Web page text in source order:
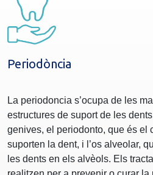
Periodòncia
La periodoncia s’ocupa de les
estructures de suport de les
genives, el periodonto, que és el
suporten la dent, i l’os alveolar,
les dents en els alvèols. Els